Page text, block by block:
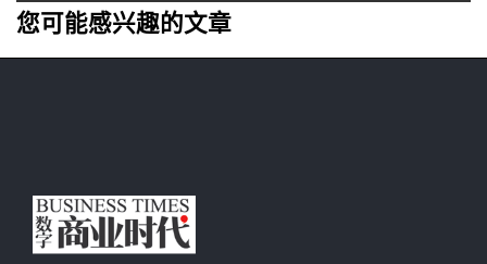
您可能感兴趣的文章